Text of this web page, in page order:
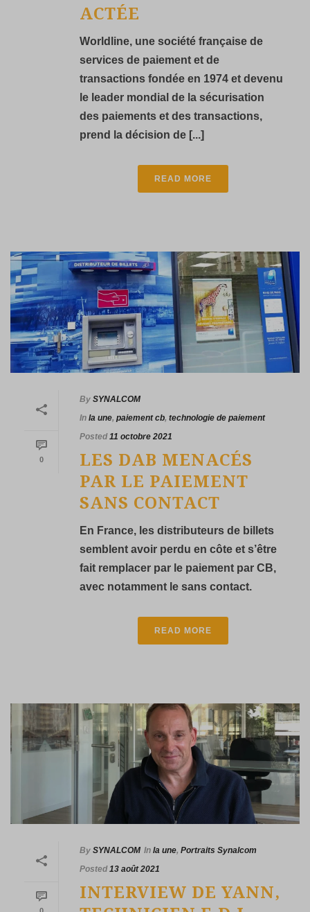
ACTÉE
Worldline, une société française de
services de paiement et de
transactions fondée en 1974 et devenu
le leader mondial de la sécurisation
des paiements et des transactions,
prend la décision de [...]
READ MORE
0
By SYNALCOM
In la une, paiement cb, technologie de paiement
Posted 11 octobre 2021
LES DAB MENACÉS
PAR LE PAIEMENT
SANS CONTACT
En France, les distributeurs de billets
semblent avoir perdu en côte et s’être
fait remplacer par le paiement par CB,
avec notamment le sans contact.
READ MORE
By SYNALCOM In la une, Portraits Synalcom
Posted 13 août 2021
INTERVIEW DE YANN,